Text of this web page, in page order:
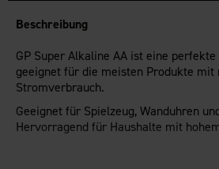
Beschreibung
GP Super Alkaline AA ist eine
geeignet für die meisten Produkte
Stromverbrauch.
Geeignet für Spielzeug, Wanduhren
Hervorragend für Haushalte mit